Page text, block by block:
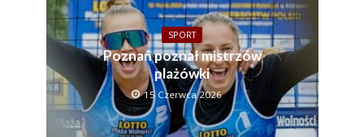
SPORT
Poznań poznał mistrzów
plażówki
15 Czerwca 2026